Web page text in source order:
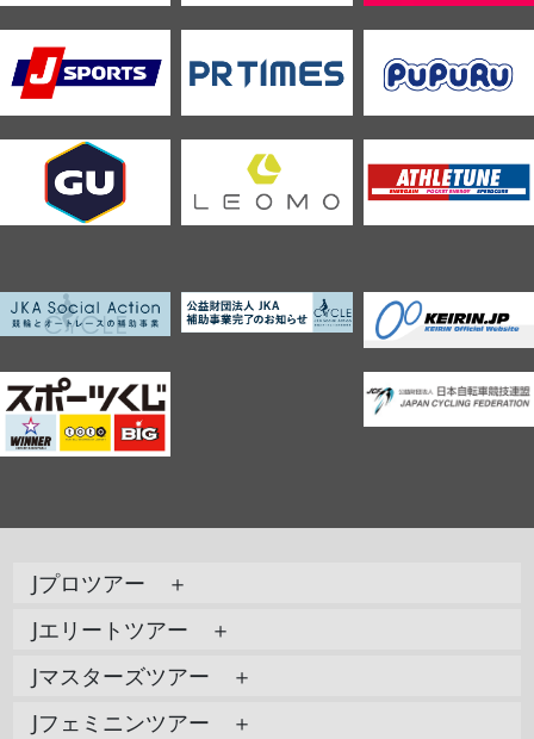
Jプロツアー ＋
Jエリートツアー ＋
Jマスターズツアー ＋
Jフェミニンツアー ＋